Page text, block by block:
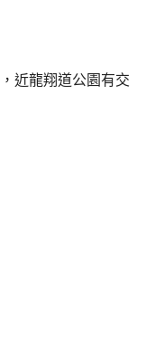
近龍翔道公園有交